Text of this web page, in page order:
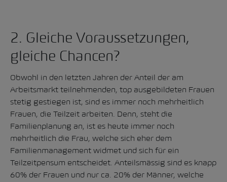
2. Gleiche Voraussetzungen,
gleiche Chancen?
Obwohl in den letzten Jahren der Anteil der am
Arbeitsmarkt teilnehmenden, top ausgebildeten Frauen
stetig gestiegen ist, sind es immer noch mehrheitlich
Frauen, die Teilzeit arbeiten. Denn, steht die
Familienplanung an, ist es heute immer noch
mehrheitlich die Frau, welche sich eher dem
Familienmanagement widmet und sich für ein
Teilzeitpensum entscheidet. Anteilsmässig sind es knapp
60% der Frauen und nur ca. 20% der Männer, welche